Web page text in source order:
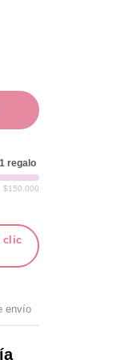
1 regalo
$150.000
clic
envío